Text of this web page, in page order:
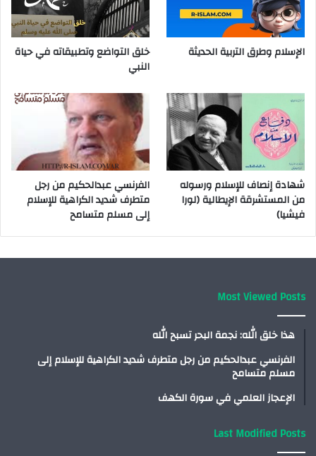
الإسلام وطرق التربية الحديثة
خلق التواضع وتطبيقاته في حياة
النبي
شهادة إنصاف للإسلام ورسوله
من المستشرقة الإيطالية (لورا
فيشيا)
الفرنسي عبدالحكيم من رجل
متطرف شديد الكراهية للإسلام
إلى مسلم متسامح
Most Viewed Posts
هذا خلق الله: نجمة البحر تسبح الله
الفرنسي عبدالحكيم من رجل متطرف شديد الكراهية للإسلام إلى
مسلم متسامح
الإعجاز العلمي في سورة الكهف
Last Modified Posts